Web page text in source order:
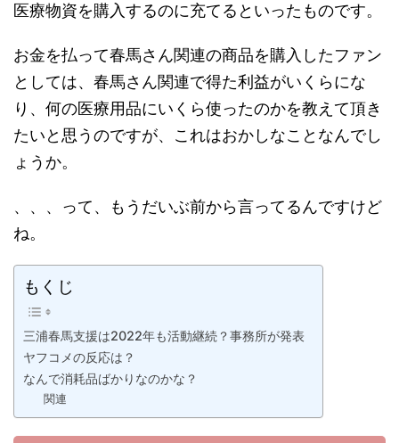
医療物資を購入するのに充てるといったものです。
お金を払って春馬さん関連の商品を購入したファン
としては、春馬さん関連で得た利益がいくらにな
り、何の医療用品にいくら使ったのかを教えて頂き
たいと思うのですが、これはおかしなことなんでし
ょうか。
、、、って、もうだいぶ前から言ってるんですけど
ね。
もくじ
三浦春馬支援は2022年も活動継続？事務所が発表
ヤフコメの反応は？
なんで消耗品ばかりなのかな？
関連